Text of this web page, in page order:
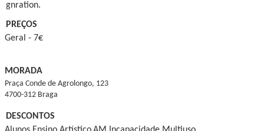
gnration.
PREÇOS
Geral - 7€
MORADA
Praça Conde de Agrolongo, 123
4700-312 Braga
DESCONTOS